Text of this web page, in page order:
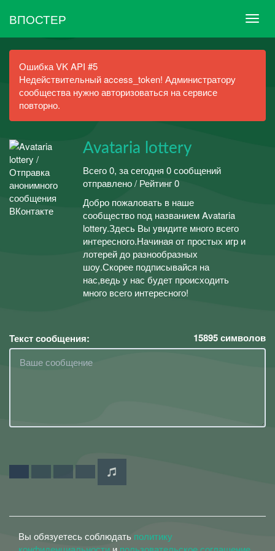
ВПОСТЕР
Ошибка VK API #5
Недействительный access_token! Администратору
сообщества нужно авторизоваться на сервисе
повторно.
Avataria lottery
Всего 0, за сегодня 0 сообщений
отправлено / Рейтинг 0
Добро пожаловать в наше
сообщество под названием Avataria
lottery.Здесь Вы увидите много всего
интересного.Начиная от простых игр и
лотерей до разнообразных
шоу.Скорее подписывайся на
нас,ведь у нас будет происходить
много всего интересного!
Текст сообщения: 15895символов
Вы обязуетесь соблюдать политику